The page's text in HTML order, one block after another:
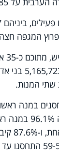
אתמול את רף ה-